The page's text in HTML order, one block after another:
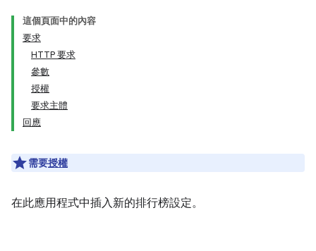
這個頁面中的內容
要求
HTTP 要求
參數
授權
要求主體
回應
需要授權
在此應用程式中插入新的排行榜設定。